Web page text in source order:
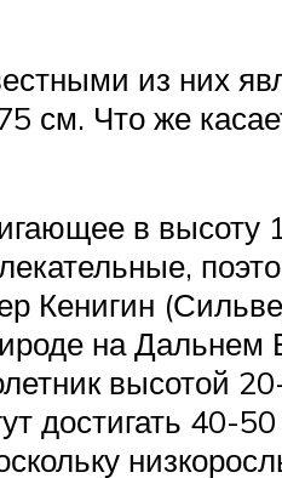
из них
см. Что же
в
Кенигин
на Дальнем
высотой
достигать 40-